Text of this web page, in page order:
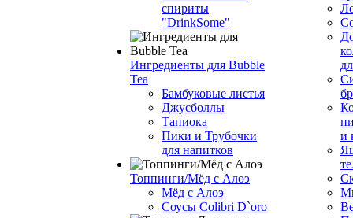
спириты
"DrinkSome"
Ингредиенты для Bubble
Tea
Бамбуковые листья
Джусболлы
Тапиока
Пики и Трубочки
для напитков
Топпинги/Мёд с Алоэ
Мёд с Алоэ
Соусы Colibri D`oro
и